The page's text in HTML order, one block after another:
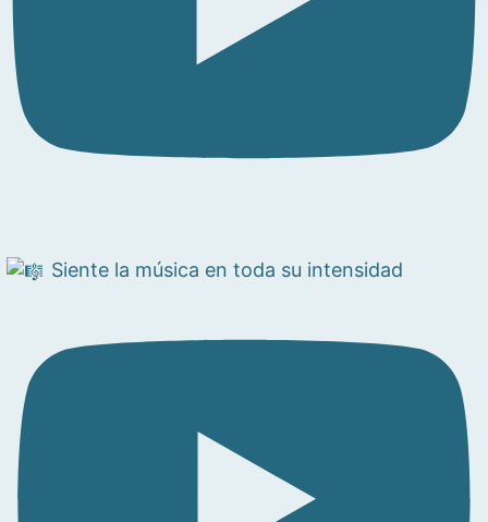
Siente la música en toda su intensidad